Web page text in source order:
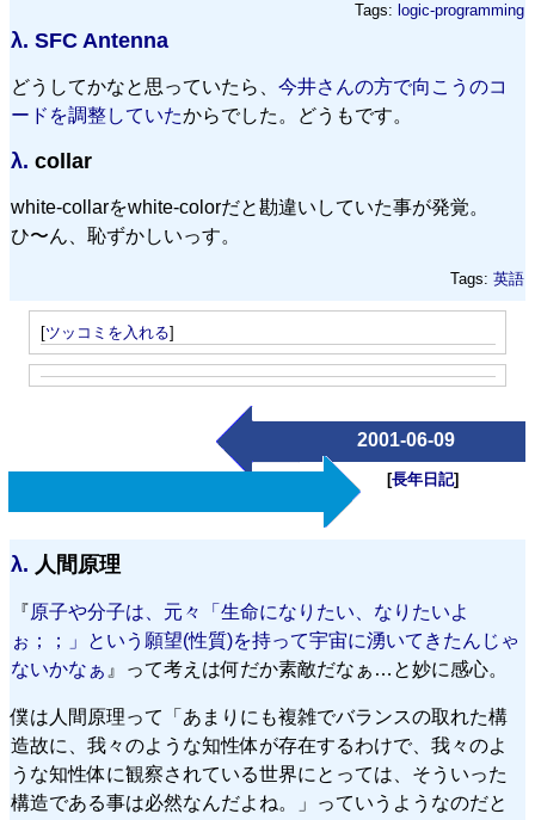
Tags: logic-programming
λ. SFC Antenna
どうしてかなと思っていたら、 今井さんの方で向こうのコ
ードを調整していたからでした。どうもです。
λ. collar
white-collarをwhite-colorだと勘違いしていた事が発覚。
ひ〜ん、恥ずかしいっす。
Tags: 英語
[ツッコミを入れる]
2001-06-09
[長年日記]
λ. 人間原理
『原子や分子は、元々「生命になりたい、なりたいよ
ぉ；；」という願望(性質)を持って宇宙に湧いてきたんじゃ
ないかなぁ 』って考えは何だか素敵だなぁ…と妙に感心。
僕は人間原理って「あまりにも複雑でバランスの取れた構
造故に、我々のような知性体が存在するわけで、我々のよ
うな知性体に観察されている世界にとっては、そういった
構造である事は必然なんだよね。」っていうようなのだと